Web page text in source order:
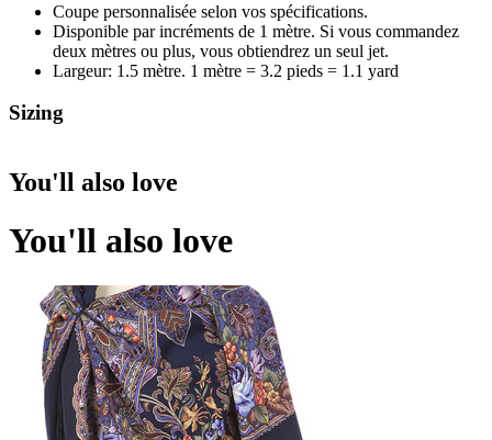
Coupe personnalisée selon vos spécifications.
Disponible par incréments de 1 mètre. Si vous commandez
deux mètres ou plus, vous obtiendrez un seul jet.
Largeur: 1.5 mètre. 1 mètre = 3.2 pieds = 1.1 yard
Sizing
You'll also love
You'll also love